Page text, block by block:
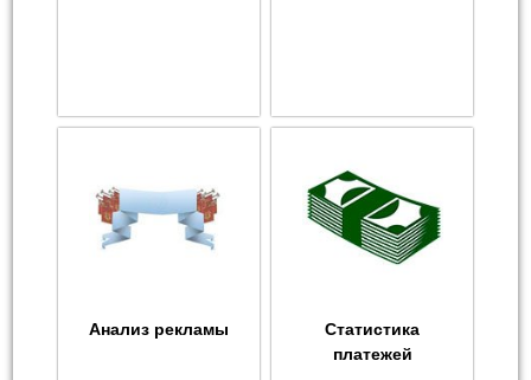
Анализ рекламы
Статистика
платежей